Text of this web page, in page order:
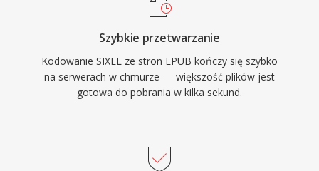
Szybkie przetwarzanie
Kodowanie SIXEL ze stron EPUB kończy się szybko
na serwerach w chmurze — większość plików jest
gotowa do pobrania w kilka sekund.